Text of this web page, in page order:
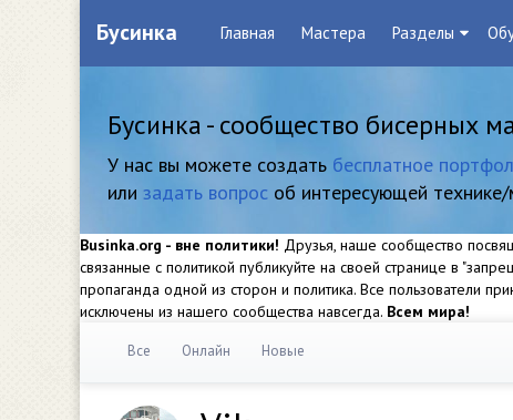
Бусинка Главная Мастера Разделы
Бусинка - сообщество бисерных
У нас вы можете создать бесплатное
или задать вопрос об интересующей
Businka.org - вне политики! Друзья, наше сообщество
связанные с политикой публикуйте на своей странице в
пропаганда одной из сторон и политика. Все пользователи
исключены из нашего сообщества навсегда. Всем мира!
Все Онлайн Новые